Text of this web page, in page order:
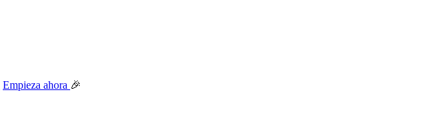
Empieza ahora 🎉